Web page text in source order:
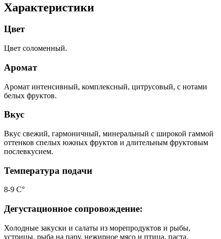
Характеристики
Цвет
Цвет соломенный.
Аромат
Аромат интенсивный, комплексный, цитрусовый, с нотами
белых фруктов.
Вкус
Вкус свежий, гармоничный, минеральный с широкой гаммой
оттенков спелых южных фруктов и длительным фруктовым
послевкусием.
Температура подачи
8-9 С°
Дегустационное сопровождение:
Холодные закуски и салаты из морепродуктов и рыбы,
устрицы, рыба на пару, нежирное мясо и птица, паста.